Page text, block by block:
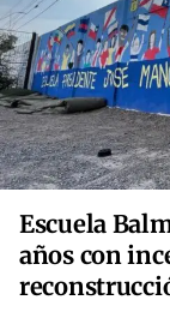
Escuela
años con